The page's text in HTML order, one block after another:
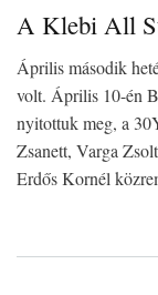
A Klebi All
Április második
volt. Április 10-én
nyitottuk meg, a
Zsanett, Varga
Erdős Kornél